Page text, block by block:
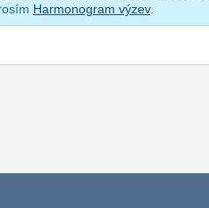
Harmonogram výzev.